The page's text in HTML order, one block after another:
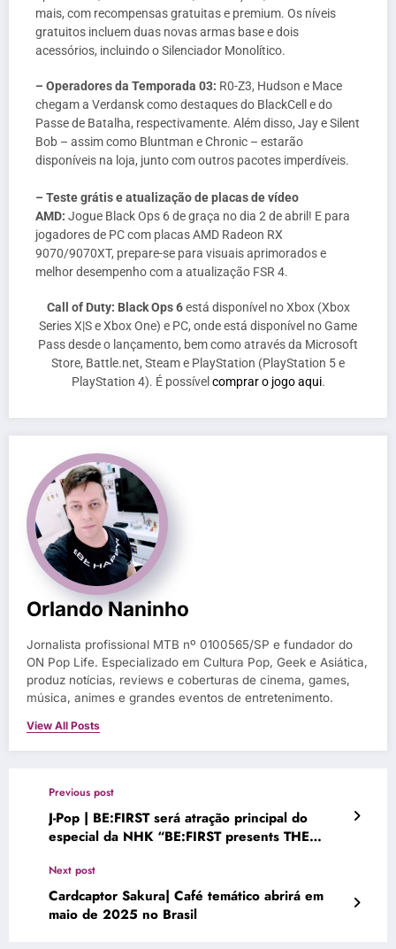
mais, com recompensas gratuitas e premium. Os níveis
gratuitos incluem duas novas armas base e dois
acessórios, incluindo o Silenciador Monolítico.
– Operadores da Temporada 03: R0-Z3, Hudson e Mace
chegam a Verdansk como destaques do BlackCell e do
Passe de Batalha, respectivamente. Além disso, Jay e Silent
Bob – assim como Bluntman e Chronic – estarão
disponíveis na loja, junto com outros pacotes imperdíveis.
– Teste grátis e atualização de placas de vídeo
AMD: Jogue Black Ops 6 de graça no dia 2 de abril! E para
jogadores de PC com placas AMD Radeon RX
9070/9070XT, prepare-se para visuais aprimorados e
melhor desempenho com a atualização FSR 4.
Call of Duty: Black Ops 6está disponível no Xbox (Xbox
Series X|S e Xbox One) e PC, onde está disponível no Game
Pass desde o lançamento, bem como através da Microsoft
Store, Battle.net, Steam e PlayStation (PlayStation 5 e
PlayStation 4). É possível comprar o jogo aqui.
Orlando Naninho
Jornalista profissional MTB nº 0100565/SP e fundador do
ON Pop Life. Especializado em Cultura Pop, Geek e Asiática,
produz notícias, reviews e coberturas de cinema, games,
música, animes e grandes eventos de entretenimento.
View All Posts
Previous post
J-Pop | BE:FIRST será atração principal do
especial da NHK “BE:FIRST presents THE
Next post
Cardcaptor Sakura| Café temático abrirá em
maio de 2025 no Brasil